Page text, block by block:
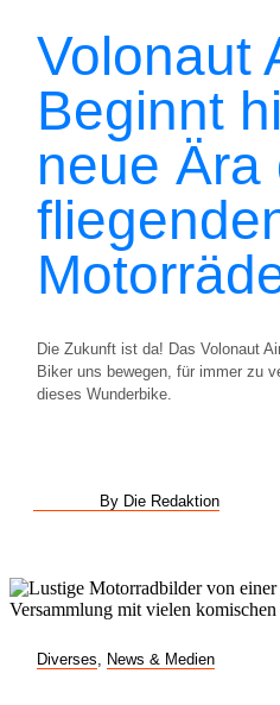
Volonaut
Beginnt
neue Ära
Die Zukunft ist da! Das Volonaut
Biker uns bewegen, für immer zu
dieses Wunderbike.
By Die Redaktion
Diverses News & Medien